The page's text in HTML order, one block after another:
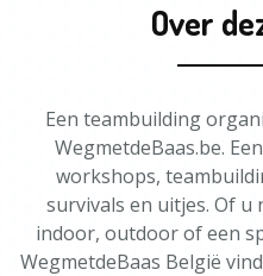
Over
Een teambuilding
WegmetdeBaas.be.
workshops,
survivals en uitjes. Of u
indoor, outdoor of een
WegmetdeBaas België